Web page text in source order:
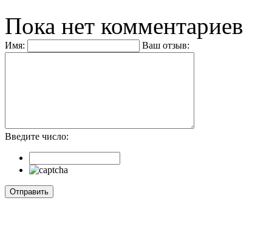
Пока нет комментариев
Имя: Ваш отзыв:
Введите число: